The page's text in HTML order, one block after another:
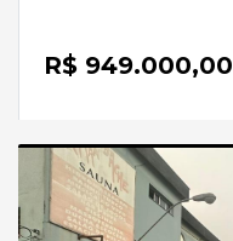
R$ 949.000,00